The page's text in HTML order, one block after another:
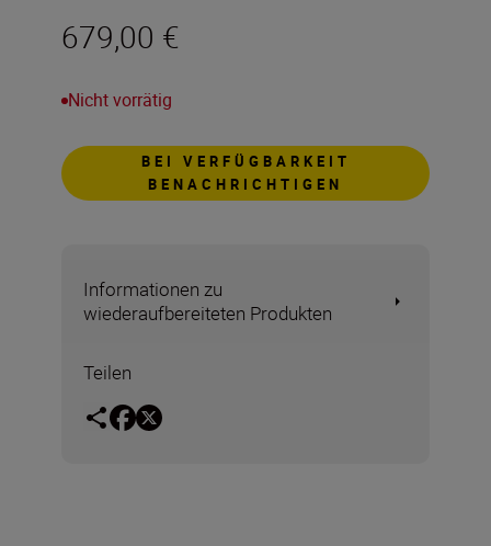
679,00 €
Nicht vorrätig
BEI VERFÜGBARKEIT
BENACHRICHTIGEN
Informationen zu
wiederaufbereiteten Produkten
Teilen